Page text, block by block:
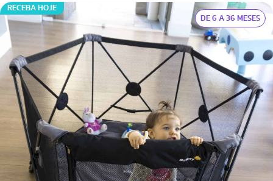
RECEBA HOJE
DE 6 A 36 MESES